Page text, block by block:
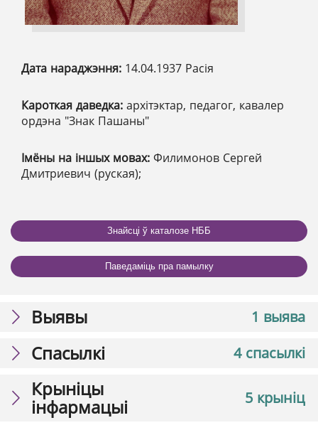
Дата нараджэння: 14.04.1937 Расія
Кароткая даведка: архітэктар, педагог, кавалер
ордэна "Знак Пашаны"
Імёны на іншых мовах: Филимонов Сергей
Дмитриевич (руская);
Знайсці ў каталозе НББ
Паведаміць пра памылку
1 выява
Выявы
4 спасылкі
Спасылкі
5 крыніц
Крыніцы
інфармацыі